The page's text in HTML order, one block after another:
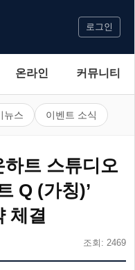
로그인
온라인 커뮤니티
뉴스 이벤트 소식
트 스튜디오
Q (가칭)’
체결
조회: 2469